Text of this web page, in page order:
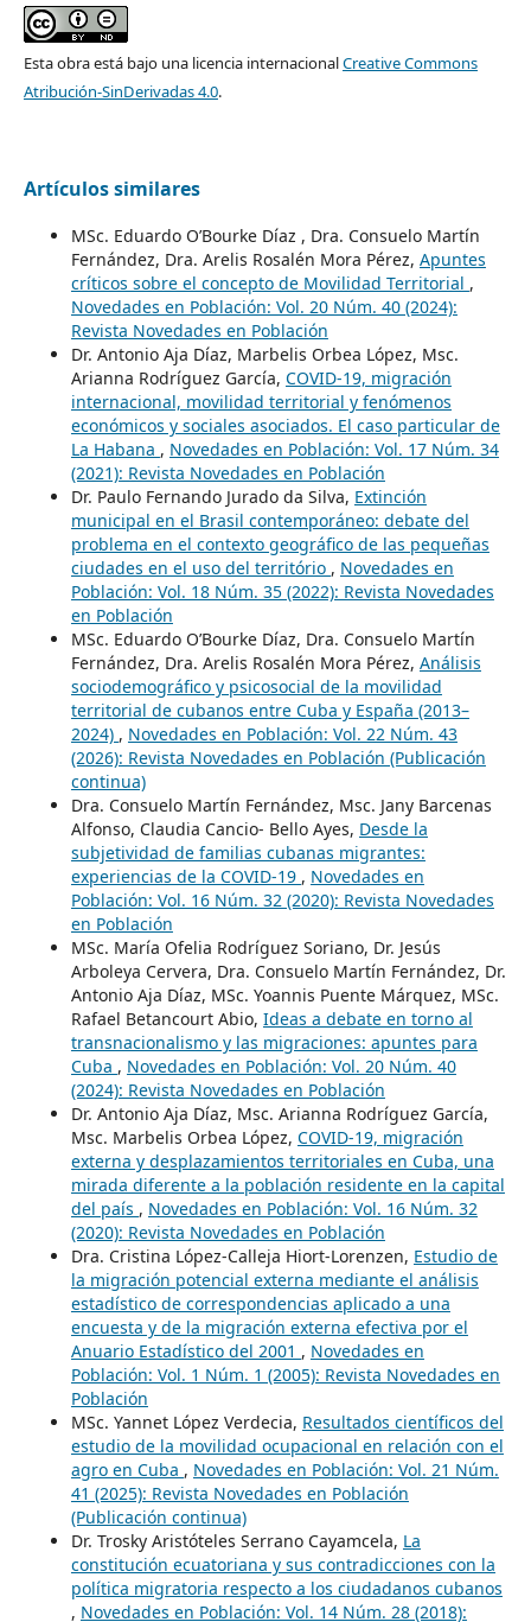
Esta obra está bajo una licencia internacionalCreative Commons
Atribución-SinDerivadas 4.0.
Artículos similares
MSc. Eduardo O’Bourke Díaz , Dra. Consuelo Martín
Fernández, Dra. Arelis Rosalén Mora Pérez, Apuntes
críticos sobre el concepto de Movilidad Territorial ,
Novedades en Población: Vol. 20 Núm. 40 (2024):
Revista Novedades en Población
Dr. Antonio Aja Díaz, Marbelis Orbea López, Msc.
Arianna Rodríguez García, COVID-19, migración
internacional, movilidad territorial y fenómenos
económicos y sociales asociados. El caso particular de
La Habana , Novedades en Población: Vol. 17 Núm. 34
(2021): Revista Novedades en Población
Dr. Paulo Fernando Jurado da Silva, Extinción
municipal en el Brasil contemporáneo: debate del
problema en el contexto geográfico de las pequeñas
ciudades en el uso del território , Novedades en
Población: Vol. 18 Núm. 35 (2022): Revista Novedades
en Población
MSc. Eduardo O’Bourke Díaz, Dra. Consuelo Martín
Fernández, Dra. Arelis Rosalén Mora Pérez, Análisis
sociodemográfico y psicosocial de la movilidad
territorial de cubanos entre Cuba y España (2013–
2024) , Novedades en Población: Vol. 22 Núm. 43
(2026): Revista Novedades en Población (Publicación
continua)
Dra. Consuelo Martín Fernández, Msc. Jany Barcenas
Alfonso, Claudia Cancio- Bello Ayes, Desde la
subjetividad de familias cubanas migrantes:
experiencias de la COVID-19 , Novedades en
Población: Vol. 16 Núm. 32 (2020): Revista Novedades
en Población
MSc. María Ofelia Rodríguez Soriano, Dr. Jesús
Arboleya Cervera, Dra. Consuelo Martín Fernández, Dr.
Antonio Aja Díaz, MSc. Yoannis Puente Márquez, MSc.
Rafael Betancourt Abio, Ideas a debate en torno al
transnacionalismo y las migraciones: apuntes para
Cuba , Novedades en Población: Vol. 20 Núm. 40
(2024): Revista Novedades en Población
Dr. Antonio Aja Díaz, Msc. Arianna Rodríguez García,
Msc. Marbelis Orbea López, COVID-19, migración
externa y desplazamientos territoriales en Cuba, una
mirada diferente a la población residente en la capital
del país , Novedades en Población: Vol. 16 Núm. 32
(2020): Revista Novedades en Población
Dra. Cristina López-Calleja Hiort-Lorenzen, Estudio de
la migración potencial externa mediante el análisis
estadístico de correspondencias aplicado a una
encuesta y de la migración externa efectiva por el
Anuario Estadístico del 2001 , Novedades en
Población: Vol. 1 Núm. 1 (2005): Revista Novedades en
Población
MSc. Yannet López Verdecia, Resultados científicos del
estudio de la movilidad ocupacional en relación con el
agro en Cuba , Novedades en Población: Vol. 21 Núm.
41 (2025): Revista Novedades en Población
(Publicación continua)
Dr. Trosky Aristóteles Serrano Cayamcela, La
constitución ecuatoriana y sus contradicciones con la
política migratoria respecto a los ciudadanos cubanos
, Novedades en Población: Vol. 14 Núm. 28 (2018):